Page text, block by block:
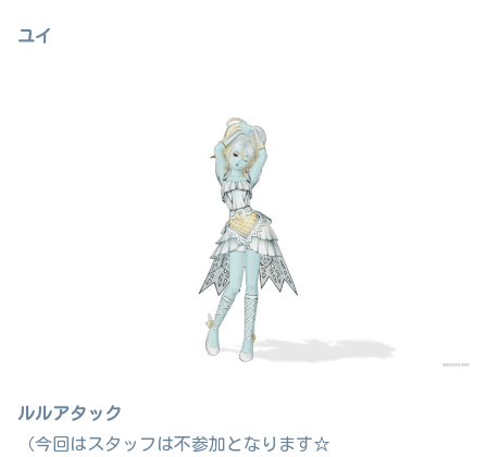
ユイ
ルルアタック
（今回はスタッフは不参加となります☆